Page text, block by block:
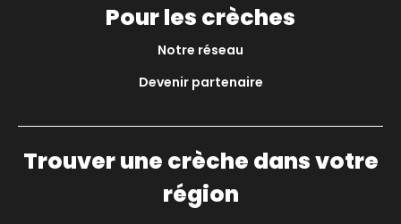
Pour les crèches
Notre réseau
Devenir partenaire
Trouver une crèche dans votre
région